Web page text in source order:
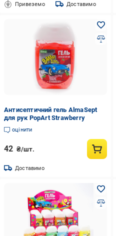
Привеземо Доставимо
Антисептичний гель AlmaSept
для рук PopArt Strawberry
оцінити
42 ₴/шт.
Доставимо